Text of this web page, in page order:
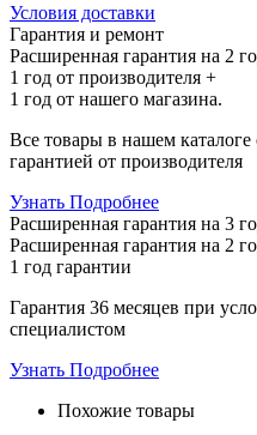
Условия доставки
Гарантия и ремонт
Расширенная гарантия на 2
1 год от производителя +
1 год от нашего магазина.
Все товары в нашем
гарантией от производителя
Узнать Подробнее
Расширенная гарантия на 3
Расширенная гарантия на 2
1 год гарантии
Гарантия 36 месяцев при
специалистом
Узнать Подробнее
Похожие товары